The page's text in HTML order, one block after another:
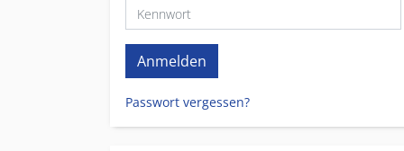
Passwort vergessen?